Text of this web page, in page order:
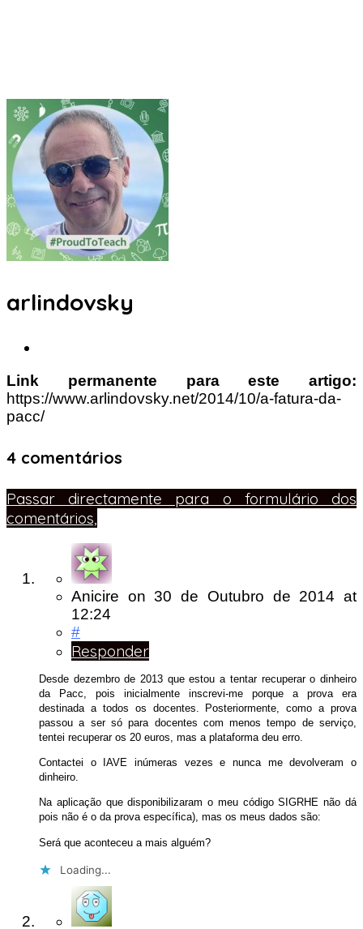
arlindovsky
Link permanente para este artigo:
https://www.arlindovsky.net/2014/10/a-fatura-da-
pacc/
4 comentários
Passar directamente para o formulário dos
comentários,
Anicire on30 de Outubro de 2014at
12:24
#
Responder
Desde dezembro de 2013 que estou a tentar recuperar o dinheiro
da Pacc, pois inicialmente inscrevi-me porque a prova era
destinada a todos os docentes. Posteriormente, como a prova
passou a ser só para docentes com menos tempo de serviço,
tentei recuperar os 20 euros, mas a plataforma deu erro.
Contactei o IAVE inúmeras vezes e nunca me devolveram o
dinheiro.
Na aplicação que disponibilizaram o meu código SIGRHE não dá
pois não é o da prova específica), mas os meus dados são:
Será que aconteceu a mais alguém?
Loading...